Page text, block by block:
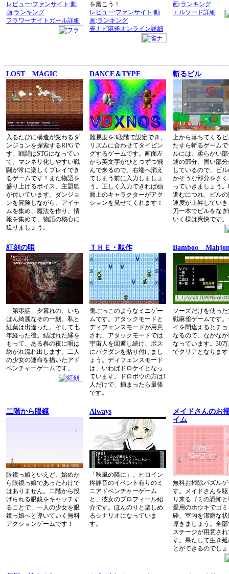
レビュー:ファンサイト :動
画:ランキング
フラワーナイトガール詳細
を磨こう！
レビュー:ファンサイト :動
画:ランキング
雀ナビ麻雀オンライン詳細
画:ランキング
エルソード詳細
LOST MAGIC
入るたびに構造が変わるダ
ンジョンを探索するRPGで
す。戦闘はSTGになってい
て、マンネリ化しやすい戦
闘が常に楽しくプレイでき
るゲームです！また物語を
盛り上げるボイス、主題歌
が付いています。ダンジョ
ンを冒険しながら、アイテ
ムを集め、魔法を作り、情
報を集めて、物語の核心に
迫りましょう。
DANCE＆TYPE
難易度を3段階で設定でき、
リズムに合わせてタイピン
グするゲームです。画面左
から英文字がひとつずつ飛
んで来るので、右端へ消え
てしまう前に入力しましょ
う。正しく入力できれば画
面上のキャラクターがアク
ションを見せてくれます！
斬るビル
上から落ちてくる
たすら斬るゲーム
ルには、柔らかい
通の部分、固い部
しているので、ビ
かそうな部分をさ
っていきましょう
進むにつれ、ビル
速度が上昇してい
刀一本でビルをな
いく様は爽快です。
紅刻の唄
「第零話」夕暮れの、いち
ばん綺麗なその一刻。私と
紅葉は出逢った。そして七
年経った後。結ばれた縁を
もって、ある春の夜に唄は
紡がれ流れ出します。二人
の少女の運命を描いたアド
ベンチャーゲームです。
ＴＨＥ・駄作
鬼ごっこのようなミニゲー
ムです。アタックモードと
ディフェンスモードが用意
され、アタックモードでは
宇宙人を回避し続け、ボス
にバクダンを貼り付けまし
ょう。ディフェンスモード
は、いわばドロケイとなっ
ています。ドロボウの方は1
人だけで、捕まったら最後
です。
Bamboo
ソーズだけを使っ
戦麻雀ゲームです
イを間違えるとチ
なるので、なかな
なっています。30
でクリアとなりま
二階から眼鏡
眼鏡っ娘といえど、始めか
ら眼鏡っ娘であったわけで
はありません。二階から投
げられる眼鏡をキャッチす
ることで、一人の少女を眼
鏡っ娘へと導いていく無料
アクションゲームです！
Always
「秋風の隣に」。ヒロイン
柊静音のイベント有りのミ
ニアドベンチャーゲーム
と、彼女のプロフィール紹
介です。ほんのりと楽しめ
るシナリオになっていま
す。
メイドさんのお
イム
無料お掃除パズル
す。メイドさんを
り来るゴミの恐怖
愛用のホウキでゴ
砕、室内を潔癖な
導きましょう。全部
ステージが用意さ
す。果たして生き
とができるのでし